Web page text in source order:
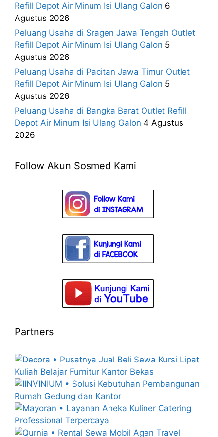
Refill Depot Air Minum Isi Ulang Galon 6
Agustus 2026
Peluang Usaha di Sragen Jawa Tengah Outlet
Refill Depot Air Minum Isi Ulang Galon 5
Agustus 2026
Peluang Usaha di Pacitan Jawa Timur Outlet
Refill Depot Air Minum Isi Ulang Galon 5
Agustus 2026
Peluang Usaha di Bangka Barat Outlet Refill
Depot Air Minum Isi Ulang Galon 4 Agustus
2026
Follow Akun Sosmed Kami
Partners